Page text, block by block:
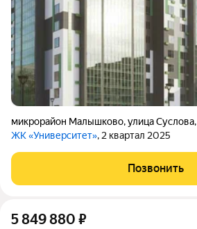
микрорайон Малышково,улица Суслова,
ЖК «Университет», 2 квартал 2025
Позвонить
5 849 880 ₽